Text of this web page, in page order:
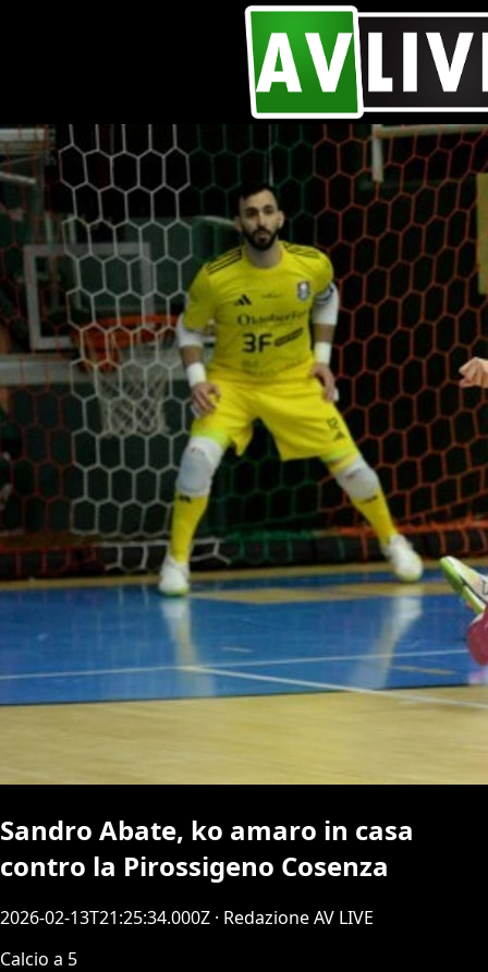
Sandro Abate, ko amaro in casa
contro la Pirossigeno Cosenza
2026-02-13T21:25:34.000Z · Redazione AV LIVE
Calcio a 5